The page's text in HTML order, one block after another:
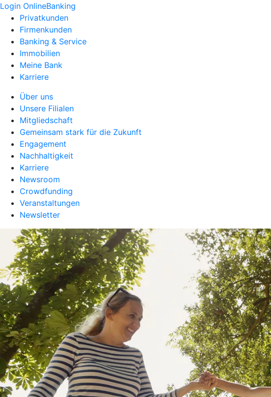
Login OnlineBanking
Privatkunden
Firmenkunden
Banking & Service
Immobilien
Meine Bank
Karriere
Über uns
Unsere Filialen
Mitgliedschaft
Gemeinsam stark für die Zukunft
Engagement
Nachhaltigkeit
Karriere
Newsroom
Crowdfunding
Veranstaltungen
Newsletter